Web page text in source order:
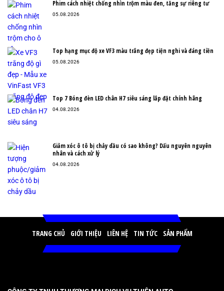
Phim cách nhiệt chống nhìn trộm màu đen, tăng sự riêng tư
05.08.2026
Top hạng mục độ xe VF3 màu trắng đẹp tiện nghi và đáng tiền
05.08.2026
Top 7 Bóng đèn LED chân H7 siêu sáng lắp đặt chính hãng
04.08.2026
Giảm xóc ô tô bị chảy dầu có sao không? Dấu nguyên nguyên
nhân và cách xử lý
04.08.2026
TRANG CHỦ GIỚI THIỆU LIÊN HỆ TIN TỨC SẢN PHẨM